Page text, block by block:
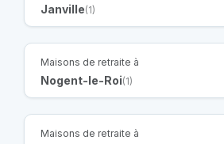
Janville(1)
Maisons de retraite à
Nogent-le-Roi(1)
Maisons de retraite à